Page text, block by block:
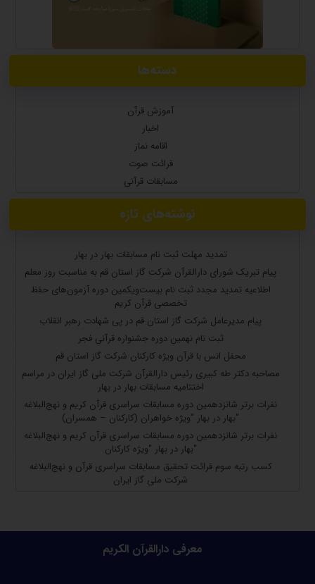
دسته‌ها
آموزش قرآن
اخبار
اقامه نماز
قرائت صوت
مسابقات قرآنی
نوشته‌های تازه
تمدید مهلت ثبت نام مسابقات بهار در بهار
پیام تبریک شورای دارالقرآن شرکت گاز استان قم به مناسبت روز معلم
اطلاعیه تمدید مجدد ثبت نام بیست‌ویکمین دوره آزمون‌های حفظ
تخصصی قرآن کریم
پیام مدیرعامل شرکت گاز استان قم در پی شهادت رهبر انقلاب
ثبت نام نهمین دوره جشنواره قرآنی فجر
محفل انس با قرآن ویژه کارکنان شرکت گاز استان قم
مصاحبه دکتر طه کبیری رئیس دارالقرآن شرکت ملی گاز ایران در مراسم
اختتامیه مسابقات بهار در بهار
نفرات برتر شانزدهمین دوره مسابقات سراسری قرآن کریم و نهج‌البلاغه
“بهار در بهار “ویژه خواهران (کارکنان – همسران)
نفرات برتر شانزدهمین دوره مسابقات سراسری قرآن کریم و نهج‌البلاغه
“بهار در بهار “ویژه کارکنان
کسب رتبه سوم قرائت تحقیق مسابقات سراسری قرآن و نهج‌البلاغه
شرکت ملی گاز ایران
معرفی دارالقرآن الکریم